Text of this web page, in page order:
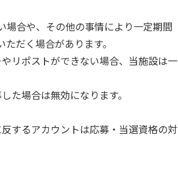
合や、その他の事情により一定期間
だく場合があります。
リポストができない場合、当施設は一
た場合は無効になります。
するアカウントは応募・当選資格の対